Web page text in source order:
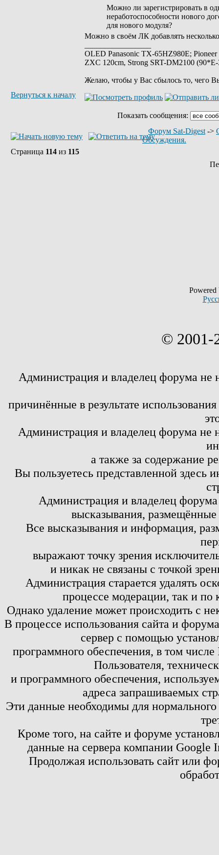
Можно ли зарегистрировать в
неработоспособности нового
для нового модуля?
Можно в своём ЛК добавлять
OLED Panasonic TX-65HZ980E;
ZXC 120cm, Strong SRT-DM2100
Желаю, чтобы у Вас сбылось то, чего
Вернуться к началу
Показать сообщения:
Форум Sat-Digest ->
Обсуждения.
Страница 114 из 115
© 2001-
Администрация и владелец форума не
причинённые в результате
Администрация и владелец форума не
а также за содержание
Вы пользуетесь представленной здесь
Администрация и владелец
высказывания,
Все высказывания и информация,
выражают точку зрения
и никак не связаны с точкой
Администрация старается удалять
процессе модерации, так и по
Однако удаление может происходить с
В процессе использования сайта и
сервер с помощью
программного обеспечения, в том
Пользователя,
и программного обеспечения,
адреса запрашиваемых
Эти данные необходимы для
Кроме того, на сайте и форуме
данные на сервера компании
Продолжая использовать сайт или